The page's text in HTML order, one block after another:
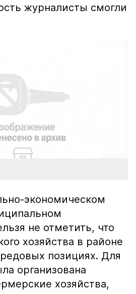
журналисты смогли
экономическом
не отметить, что
хозяйства в районе
позициях. Для
организована
хозяйства,